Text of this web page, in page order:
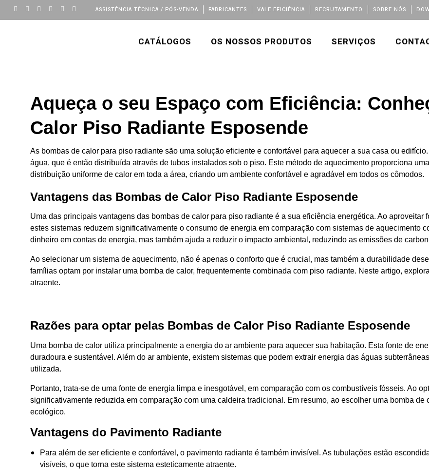
ASSISTÊNCIA TÉCNICA / PÓS-VENDA FABRICANTES VALE EFICIÊNCIA RECRUTAMENTO SOBRE NÓS
CATÁLOGOS OS NOSSOS PRODUTOS SERVIÇOS
Aqueça o seu Espaço com Eficiência:
Calor Piso Radiante Esposende
As bombas de calor para piso radiante são uma solução eficiente e confortável para aquecer a sua casa ou
água, que é então distribuída através de tubos instalados sob o piso. Este método de aquecimento proporciona uma
distribuição uniforme de calor em toda a área, criando um ambiente confortável e agradável em todos os cômodos.
Vantagens das Bombas de Calor Piso Radiante Esposende
Uma das principais vantagens das bombas de calor para piso radiante é a sua eficiência energética. Ao aproveitar
estes sistemas reduzem significativamente o consumo de energia em comparação com sistemas de aquecimento
dinheiro em contas de energia, mas também ajuda a reduzir o impacto ambiental, reduzindo as emissões de
Ao selecionar um sistema de aquecimento, não é apenas o conforto que é crucial, mas também a durabilidade
famílias optam por instalar uma bomba de calor, frequentemente combinada com piso radiante. Neste artigo,
atraente.
Razões para optar pelas Bombas de Calor Piso Radiante Esposende
Uma bomba de calor utiliza principalmente a energia do ar ambiente para aquecer sua habitação. Esta fonte de
duradoura e sustentável. Além do ar ambiente, existem sistemas que podem extrair energia das águas
utilizada.
Portanto, trata-se de uma fonte de energia limpa e inesgotável, em comparação com os combustíveis fósseis. Ao
significativamente reduzida em comparação com uma caldeira tradicional. Em resumo, ao escolher uma bomba de
ecológico.
Vantagens do Pavimento Radiante
Para além de ser eficiente e confortável, o pavimento radiante é também invisível. As tubulações estão
visíveis, o que torna este sistema esteticamente atraente.